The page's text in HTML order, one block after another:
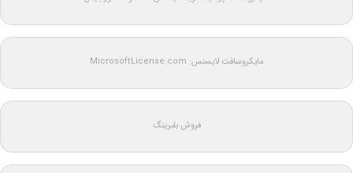
مایکروسافت لایسنس: MicrosoftLicense.com
فروش بلبرینگ